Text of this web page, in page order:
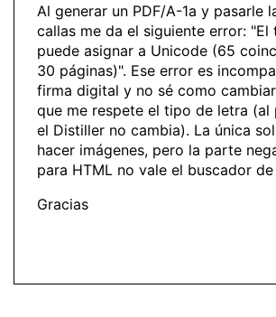
Al generar un PDF/A-1a y pasarle
callas me da el siguiente error: "El
puede asignar a Unicode (65
30 páginas)". Ese error es
firma digital y no sé como
que me respete el tipo de letra (al
el Distiller no cambia). La única
hacer imágenes, pero la parte
para HTML no vale el buscador
Gracias